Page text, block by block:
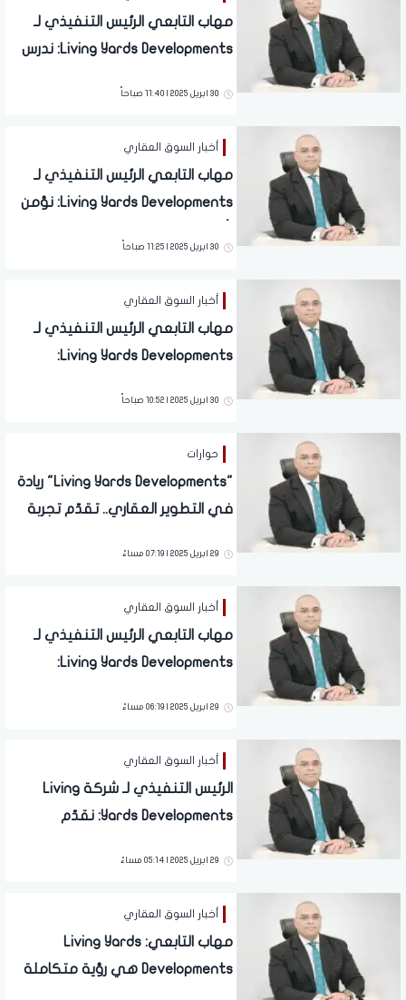
مهاب التابعي الرئيس التنفيذي لـ
Living Yards Developments: ندرس
لإطلاق مشروعات في غرب القاهرة
30 ابريل 2025 | 11:40 صباحاً
أخبار السوق العقاري
مهاب التابعي الرئيس التنفيذي لـ
Living Yards Developments: نؤمن
30 ابريل 2025 | 11:25 صباحاً
أخبار السوق العقاري
مهاب التابعي الرئيس التنفيذي لـ
Living Yards Developments:
بقيمة 40 مليار جنيه خلال 2025
30 ابريل 2025 | 10:52 صباحاً
حوارات
"Living Yards Developments" ريادة
في التطوير العقاري.. تقدّم تجربة
الفخامة والعصرية (حوار)
29 ابريل 2025 | 07:19 مساءً
أخبار السوق العقاري
مهاب التابعي الرئيس التنفيذي لـ
Living Yards Developments:
مفهومًا جديدًا للحياة العصرية
29 ابريل 2025 | 06:19 مساءً
أخبار السوق العقاري
الرئيس التنفيذي لـ شركة Living
Yards Developments: نقدّم
التي تلبّي تطلّعات العملاء
29 ابريل 2025 | 05:14 مساءً
أخبار السوق العقاري
مهاب التابعي: Living Yards
Developments هي رؤية متكاملة